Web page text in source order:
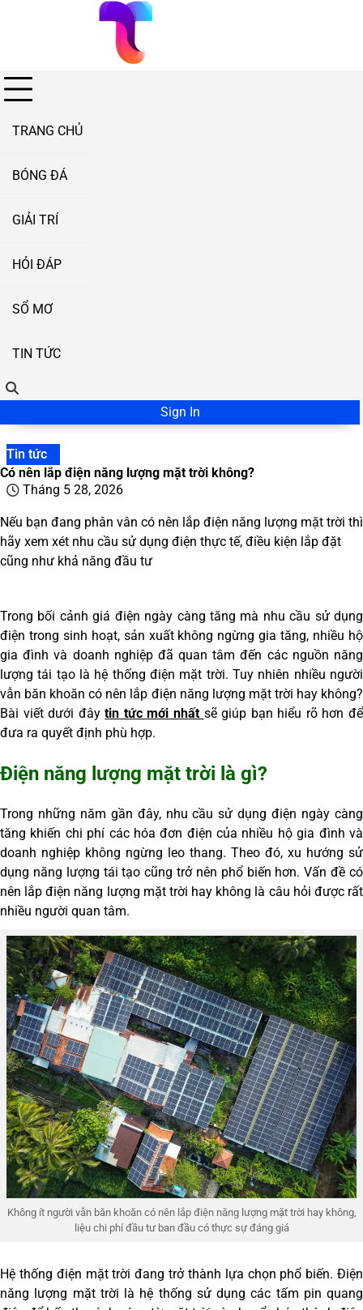
TRANG CHỦ
BÓNG ĐÁ
GIẢI TRÍ
HỎI ĐÁP
SỔ MƠ
TIN TỨC
Sign In
Tin tức
Có nên lắp điện năng lượng mặt trời không?
Tháng 5 28, 2026
Nếu bạn đang phân vân có nên lắp điện năng lượng mặt trời thì
hãy xem xét nhu cầu sử dụng điện thực tế, điều kiện lắp đặt
cũng như khả năng đầu tư
Trong bối cảnh giá điện ngày càng tăng mà nhu cầu sử dụng
điện trong sinh hoạt, sản xuất không ngừng gia tăng, nhiều hộ
gia đình và doanh nghiệp đã quan tâm đến các nguồn năng
lượng tái tạo là hệ thống điện mặt trời. Tuy nhiên nhiều người
vẫn băn khoăn có nên lắp điện năng lượng mặt trời hay không?
Bài viết dưới đâytin tức mới nhất sẽ giúp bạn hiểu rõ hơn để
đưa ra quyết định phù hợp.
Điện năng lượng mặt trời là gì?
Trong những năm gần đây, nhu cầu sử dụng điện ngày càng
tăng khiến chi phí các hóa đơn điện của nhiều hộ gia đình và
doanh nghiệp không ngừng leo thang. Theo đó, xu hướng sử
dụng năng lượng tái tạo cũng trở nên phổ biến hơn. Vấn đề có
nên lắp điện năng lượng mặt trời hay không là câu hỏi được rất
nhiều người quan tâm.
Không ít người vẫn băn khoăn có nên lắp điện năng lượng mặt trời hay không,
liệu chi phí đầu tư ban đầu có thực sự đáng giá
Hệ thống điện mặt trời đang trở thành lựa chọn phổ biến. Điện
năng lượng mặt trời là hệ thống sử dụng các tấm pin quang